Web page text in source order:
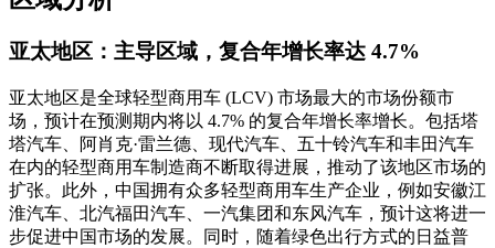
亚太地区：主导区域，复合年增长率达 4.7%
亚太地区是全球轻型商用车 (LCV) 市场最大的市场份额市
场，预计在预测期内将以 4.7% 的复合年增长率增长。包括塔
塔汽车、阿肖克·雷兰德、现代汽车、五十铃汽车和丰田汽车
在内的轻型商用车制造商不断取得进展，推动了该地区市场的
扩张。此外，中国拥有众多轻型商用车生产企业，例如安徽江
淮汽车、北汽福田汽车、一汽集团和东风汽车，预计这将进一
步促进中国市场的发展。同时，随着绿色出行方式的日益普